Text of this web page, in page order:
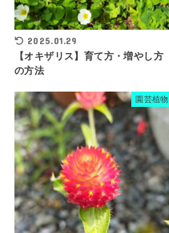
2025.01.29
【オキザリス】育て方・増やし方
の方法
園芸植物